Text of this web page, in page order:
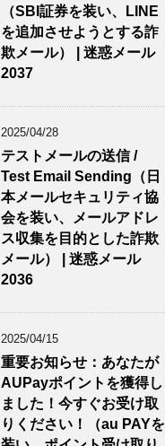
（SBI証券を装い、LINE
を追加させようとする詐
欺メール） | 迷惑メール
2037
2025/04/28
テストメールの送信 /
Test Email Sending（日
本メールセキュリティ協
会を装い、メールアドレ
ス収集を目的とした詐欺
メール） | 迷惑メール
2036
2025/04/15
重要お知らせ：あなたが
AUPayポイントを獲得し
ました！今すぐお受け取
りください！（au PAYを